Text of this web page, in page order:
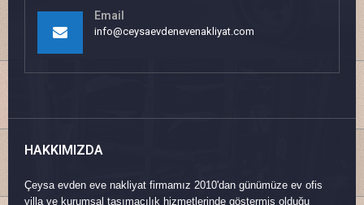
Email
info@ceysaevdenevenakliyat.com
HAKKIMIZDA
Çeysa evden eve nakliyat firmamız 2010'dan günümüze ev ofis
villa ve kurumsal taşımacılık hizmetlerinde göstermiş olduğu